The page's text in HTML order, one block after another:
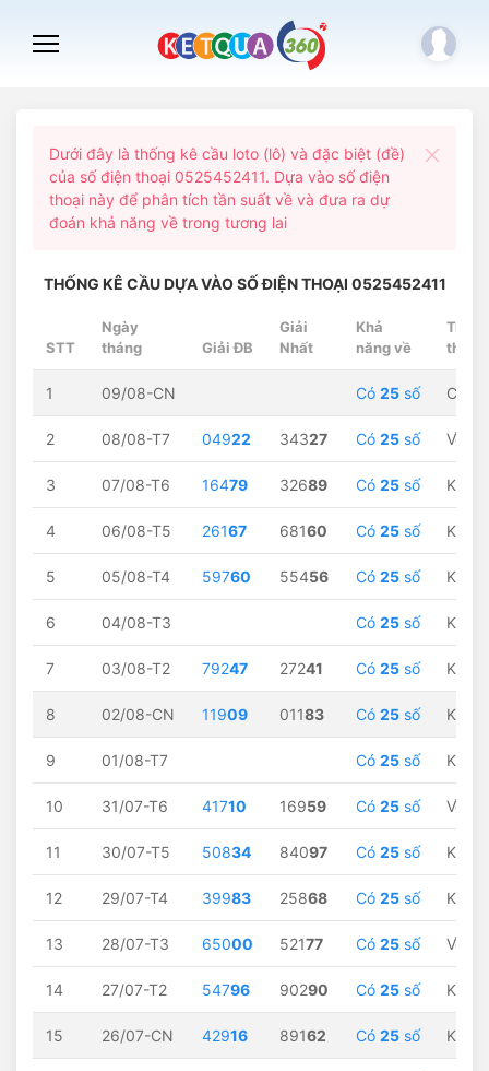
Dưới đây là thống kê cầu loto (lô) và đặc biệt (đề)
của số điện thoại 0525452411. Dựa vào số điện
thoại này để phân tích tần suất về và đưa ra dự
đoán khả năng về trong tương lai
THỐNG KÊ CẦU DỰA VÀO SỐ ĐIỆN THOẠI 0525452411
STT
Ngày
tháng
Giải ĐB
Giải
Nhất
Khả
năng về
Trạng
thái
1 09/08-CN Có 25 số Chờ...
2 08/08-T7 04922 34327 Có 25 số Về
3 07/08-T6 16479 32689 Có 25 số
4 06/08-T5 26167 68160 Có 25 số
5 05/08-T4 59760 55456 Có 25 số
6 04/08-T3 Có 25 số
7 03/08-T2 79247 27241 Có 25 số
8 02/08-CN 11909 01183 Có 25 số
9 01/08-T7 Có 25 số
10 31/07-T6 41710 16959 Có 25 số Về
11 30/07-T5 50834 84097 Có 25 số
12 29/07-T4 39983 25868 Có 25 số
13 28/07-T3 65000 52177 Có 25 số Về
14 27/07-T2 54796 90290 Có 25 số
15 26/07-CN 42916 89162 Có 25 số